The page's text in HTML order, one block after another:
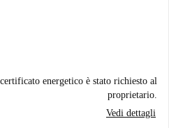
energetico è stato richiesto al
proprietario.
Vedi dettagli